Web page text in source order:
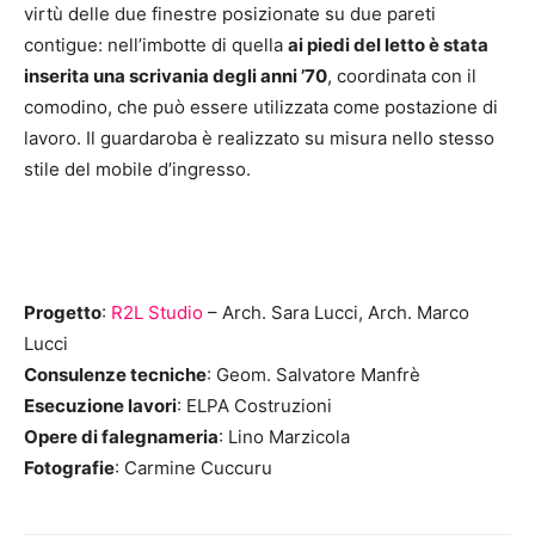
virtù delle due finestre posizionate su due pareti
contigue: nell’imbotte di quella ai piedi del letto è stata
inserita una scrivania degli anni ’70, coordinata con il
comodino, che può essere utilizzata come postazione di
lavoro. Il guardaroba è realizzato su misura nello stesso
stile del mobile d’ingresso.
Progetto: R2L Studio – Arch. Sara Lucci, Arch. Marco
Lucci
Consulenze tecniche: Geom. Salvatore Manfrè
Esecuzione lavori: ELPA Costruzioni
Opere di falegnameria: Lino Marzicola
Fotografie: Carmine Cuccuru